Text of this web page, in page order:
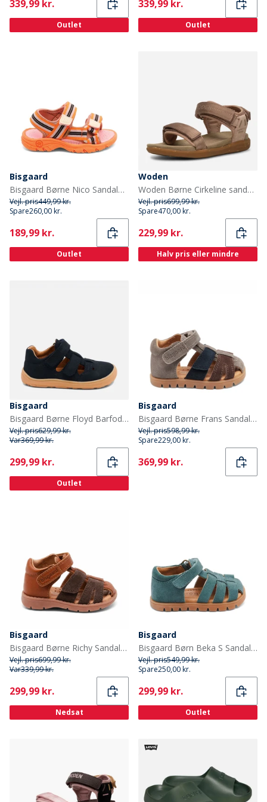
Current
339,99 kr.
Outlet
Current
339,99 kr.
Outlet
Bisgaard
Bisgaard Børne Nico Sandaler Orange Mix
Vejl. pris449,99 kr.
Spare260,00 kr.
Current
189,99 kr.
Outlet
Woden
Woden Børne Cirkeline sandaler 800 Dry Rose
Vejl. pris699,99 kr.
Spare470,00 kr.
Current
229,99 kr.
Halv pris eller mindre
Bisgaard
Bisgaard Børne Floyd Barfodssandaler Navy
Vejl. pris629,99 kr.
Var369,99 kr.
Current
299,99 kr.
Outlet
Bisgaard
Bisgaard Børne Frans Sandaler Stone
Vejl. pris598,99 kr.
Spare229,00 kr.
Current
369,99 kr.
Bisgaard
Bisgaard Børne Richy Sandaler Cognac
Vejl. pris699,99 kr.
Var339,99 kr.
Current
299,99 kr.
Nedsat
Bisgaard
Bisgaard Børn Beka S Sandaler Sky
Vejl. pris549,99 kr.
Spare250,00 kr.
Current
299,99 kr.
Outlet